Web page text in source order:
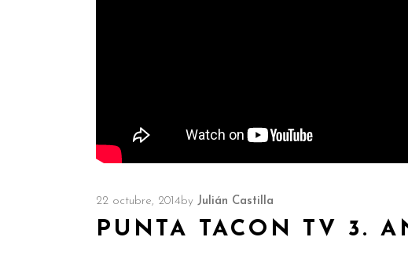
22 octubre, 2014by Julián Castilla
PUNTA TACON TV 3.